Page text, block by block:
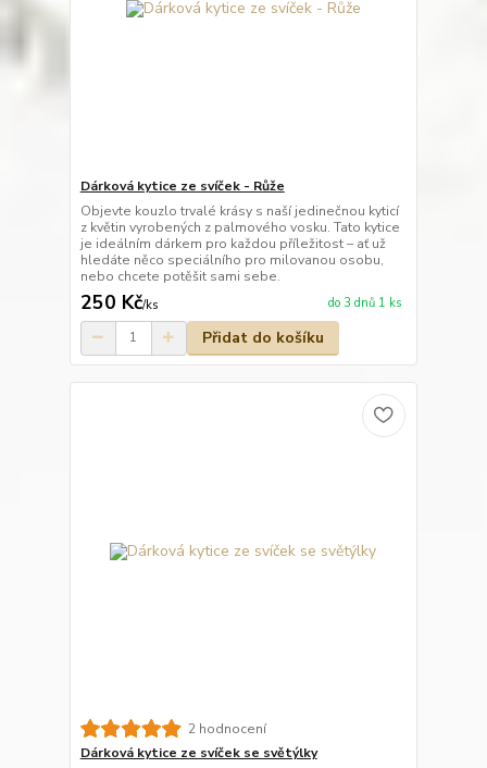
Dárková kytice ze svíček - Růže
Objevte kouzlo trvalé krásy s naší jedinečnou kyticí
z květin vyrobených z palmového vosku. Tato kytice
je ideálním dárkem pro každou příležitost – ať už
hledáte něco speciálního pro milovanou osobu,
nebo chcete potěšit sami sebe.
250 Kč/ks do 3 dnů 1 ks
Přidat do košíku
2 hodnocení
Dárková kytice ze svíček se světýlky